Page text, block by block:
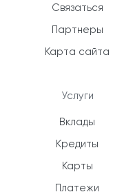
Связаться
Партнеры
Карта сайта
Услуги
Вклады
Кредиты
Карты
Платежи